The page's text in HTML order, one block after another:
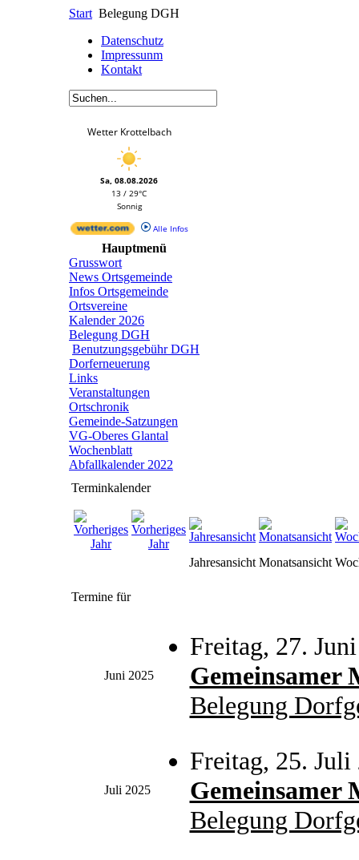
Start Belegung DGH
Datenschutz
Impressunm
Kontakt
Wetter Krottelbach
Sa, 08.08.2026
13 / 29°C
Sonnig
Alle Infos
Hauptmenü
Grusswort
News Ortsgemeinde
Infos Ortsgemeinde
Ortsvereine
Kalender 2026
Belegung DGH
Benutzungsgebühr DGH
Dorferneuerung
Links
Veranstaltungen
Ortschronik
Gemeinde-Satzungen
VG-Oberes Glantal
Wochenblatt
Abfallkalender 2022
Terminkalender
Jahresansicht Monatsansicht
Termine für
Juni 2025
Freitag, 27.
Gemeinsamer
Belegung
Juli 2025
Freitag, 25.
Gemeinsamer
Belegung